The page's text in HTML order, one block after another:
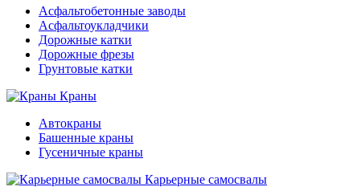
Асфальтобетонные заводы
Асфальтоукладчики
Дорожные катки
Дорожные фрезы
Грунтовые катки
Краны
Автокраны
Башенные краны
Гусеничные краны
Карьерные самосвалы